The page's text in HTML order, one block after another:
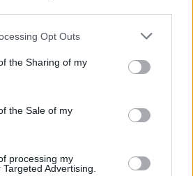
Opt Outs
the Sharing of my
the Sale of my
processing my
Advertising.
do Portal da Queixa by
que a reputação se tornou
reclamação é hoje um
Consumers Trust Labs, o hub de